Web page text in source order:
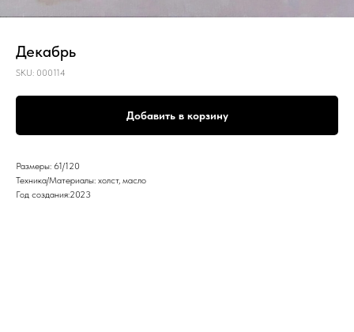
Декабрь
SKU: 000114
Добавить в корзину
Размеры: 61/120
Техника/Материалы: холст, масло
Год создания:2023